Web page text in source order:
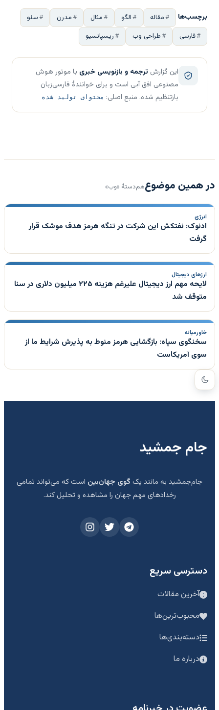
برچسب‌ها مقاله الگو مثال مدرن
سئو
فارسی
طراحی وب ریسپانسیو
این گزارش ترجمه و بازنویسی خبری با موتور هوش
مصنوعی افق آبی است و برای خوانندهٔ فارسی‌زبان
بازتنظیم شده. منبع اصلی: محتوای تولید شده
در همین موضوعهم‌دستهٔ «وب»
انرژی
ادنوک: نفتکش این شرکت در تنگه هرمز هدف موشک قرار
گرفت
ارزهای دیجیتال
لایحه مهم ارز دیجیتال علیرغم هزینه ۲۲۵ میلیون دلاری در سنا
متوقف شد
خاورمیانه
سخنگوی سپاه: بازگشایی هرمز منوط به پذیرش شرایط ما از
سوی آمریکاست
جام جمشید
جام‌جمشید به مانند یک گوی جهان‌بین است که می‌تواند تمامی
رخدادهای مهم جهان را مشاهده و تحلیل کند.
دسترسی سریع
آخرین مقالات
محبوب‌ترین‌ها
دسته‌بندی‌ها
درباره ما